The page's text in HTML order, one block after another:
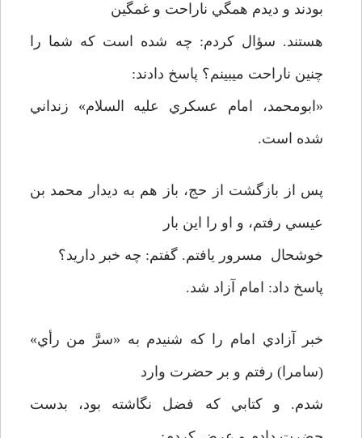
بودند و ديدم همگي ناراحت و غمگين
هستند. سؤال كردم: چه شده است كه شما را
چنين ناراحت مي­بينم؟ پاسخ دادند:
«ابومحمد، امام عسكري عليه السلام» زنداني
شده است.
پس از بازگشت از حج، باز هم به ديدار محمد بن
عيسي رفتم، و او را اين بار
خوشحال مسرور يافتم. گفتم: چه خبر داريد؟
پاسخ داد: امام آزاد شد.
خبر آزادي امام را كه شنيدم به «سرَّ من رأي»
(سامرا) رفتم و بر حضرت وارد
شدم. و كتابي كه فضل نگاشته بود، بدست